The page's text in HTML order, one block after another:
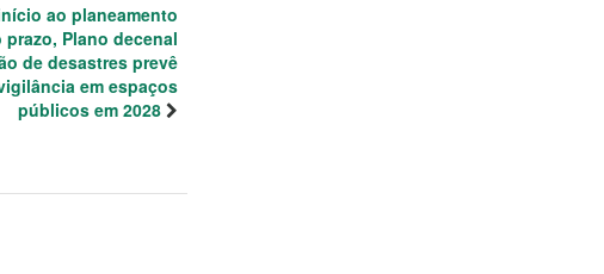
ao planeamento
Plano decenal
de desastres prevê
em espaços
públicos em 2028